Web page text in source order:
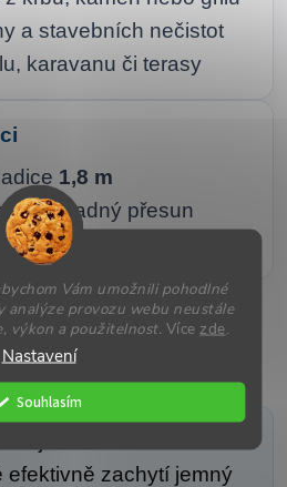
Vám umožnili pohodlné
analýze provozu webu neustále
výkon a použitelnost. Více zde.
Nastavení
Souhlasím
a stavebních nečistot
karavanu či terasy
1,8 m
pro snadný přesun
v balení
a robustní
efektivně zachytí jemný